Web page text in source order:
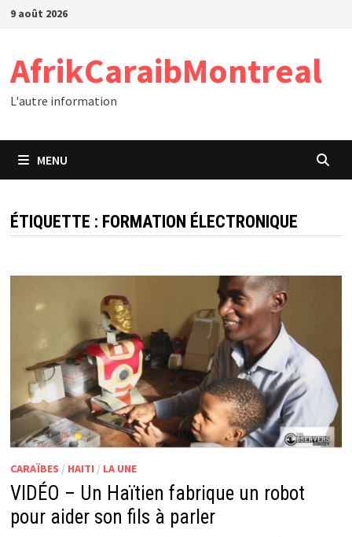
Passer
9 août 2026
AfrikCaraibMontreal
L'autre information
MENU
ÉTIQUETTE : FORMATION ÉLECTRONIQUE
CARAÏBES / HAITI / LA UNE
VIDÉO – Un Haïtien fabrique un robot
pour aider son fils à parler